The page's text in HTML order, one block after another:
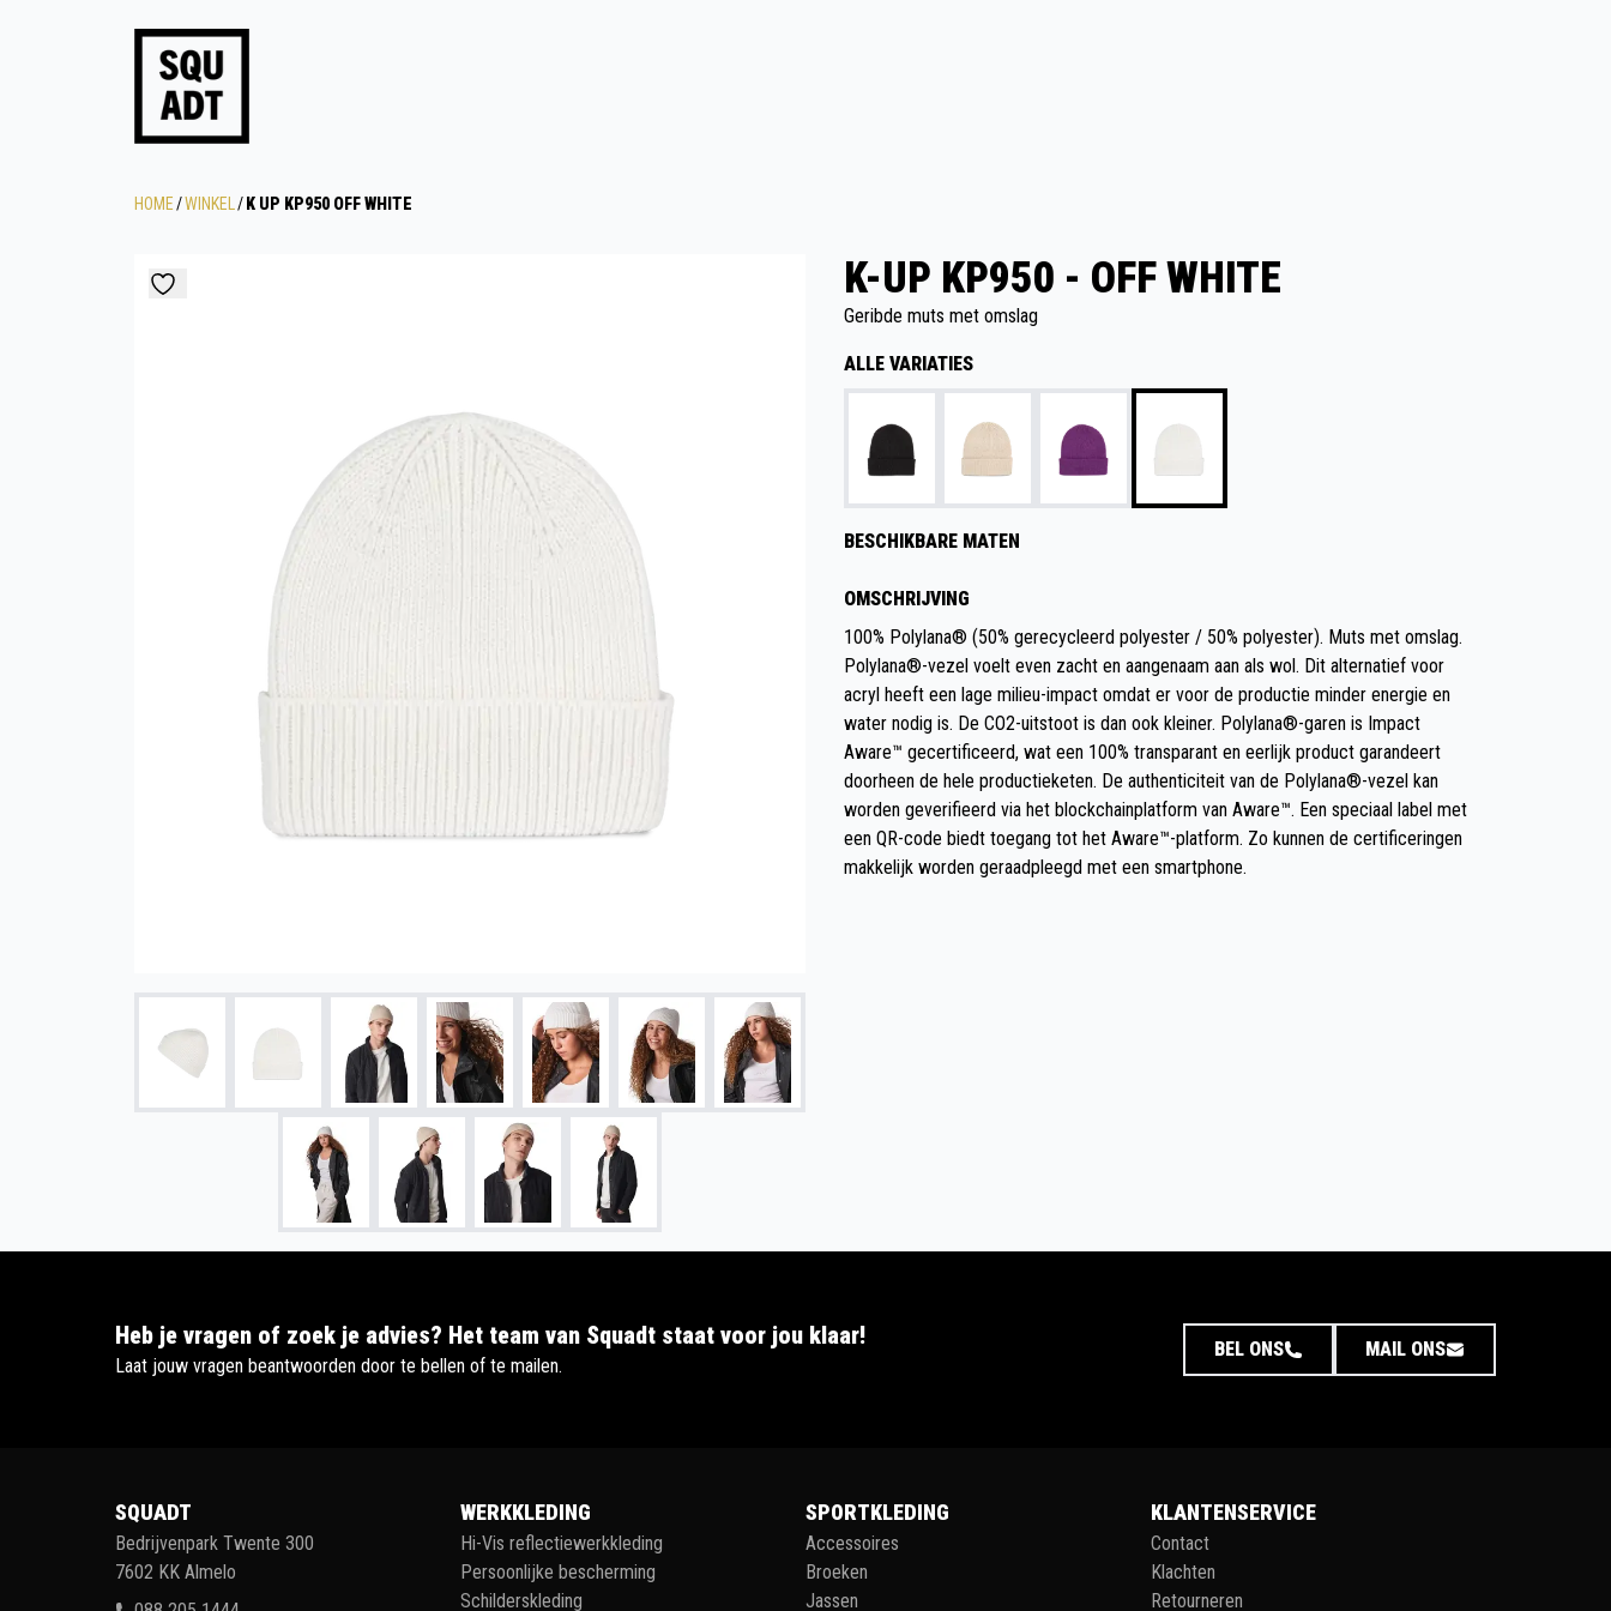
HOME/WINKEL / K UP KP950 OFF WHITE
K-UP KP950 - OFF WHITE
Geribde muts met omslag
ALLE VARIATIES
BESCHIKBARE MATEN
OMSCHRIJVING
100% Polylana® (50% gerecycleerd polyester / 50% polyester). Muts met omslag.
Polylana®-vezel voelt even zacht en aangenaam aan als wol. Dit alternatief voor
acryl heeft een lage milieu-impact omdat er voor de productie minder energie en
water nodig is. De CO2-uitstoot is dan ook kleiner. Polylana®-garen is Impact
Aware™ gecertificeerd, wat een 100% transparant en eerlijk product garandeert
doorheen de hele productieketen. De authenticiteit van de Polylana®-vezel kan
worden geverifieerd via het blockchainplatform van Aware™. Een speciaal label met
een QR-code biedt toegang tot het Aware™-platform. Zo kunnen de certificeringen
makkelijk worden geraadpleegd met een smartphone.
Heb je vragen of zoek je advies? Het team van Squadt staat voor jou klaar!
Laat jouw vragen beantwoorden door te bellen of te mailen.
BEL ONS MAIL ONS
SQUADT
Bedrijvenpark Twente 300
7602 KK Almelo
WERKKLEDING
Hi-Vis reflectiewerkkleding
Persoonlijke bescherming
Schilderskleding
SPORTKLEDING
Accessoires
Broeken
Jassen
KLANTENSERVICE
Contact
Klachten
Retourneren